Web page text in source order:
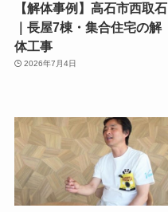
【解体事例】高石市西取石
｜長屋7棟・集合住宅の解
体工事
2026年7月4日